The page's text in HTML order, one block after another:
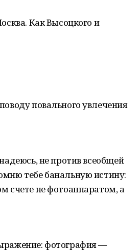
Как Высоцкого и
повального увлечения
не против всеобщей
тебе банальную истину:
счете не фотоаппаратом, а
фотография —